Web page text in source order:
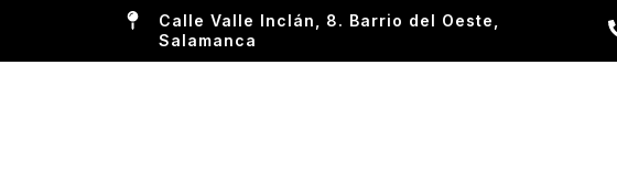
Calle Valle Inclán, 8. Barrio del Oeste,
Salamanca